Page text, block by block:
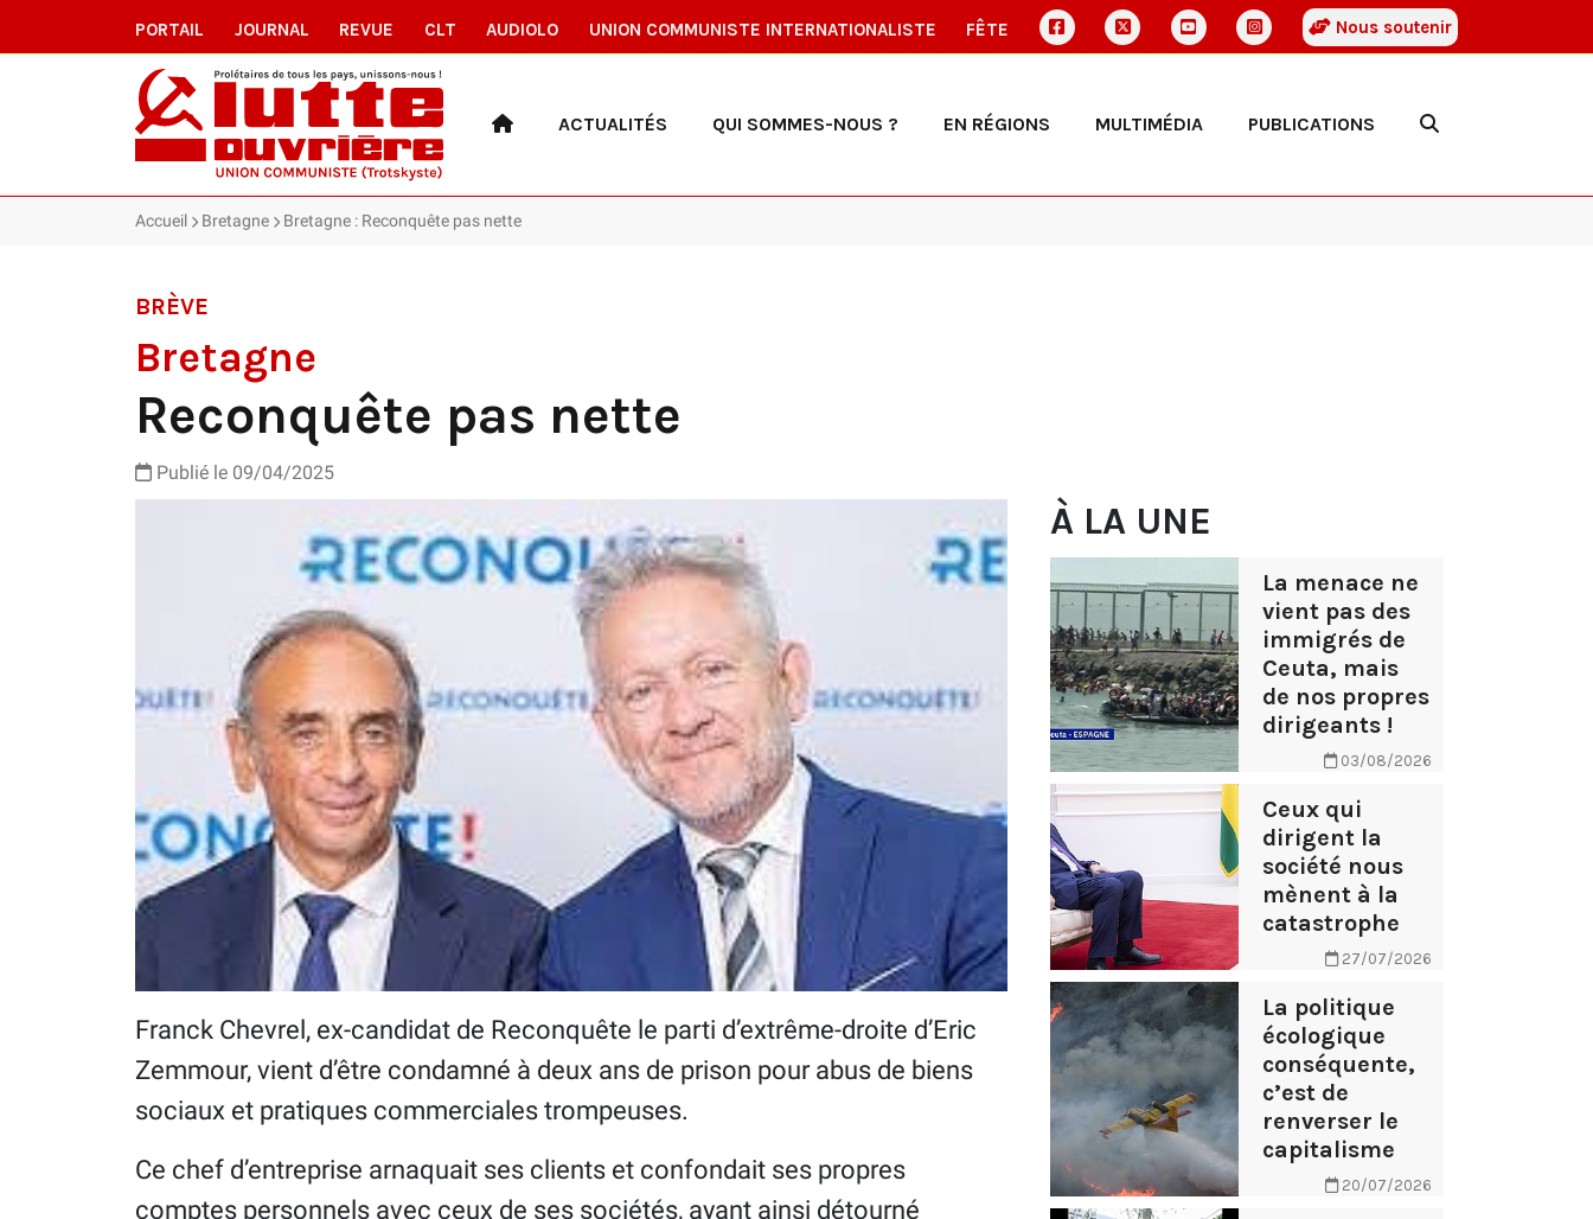
PORTAIL JOURNAL REVUE CLT AUDIOLO UNION COMMUNISTE INTERNATIONALISTE FÊTE Nous soutenir
ACTUALITÉS QUI SOMMES-NOUS ? EN RÉGIONS MULTIMÉDIA PUBLICATIONS
Accueil Bretagne Bretagne : Reconquête pas nette
BRÈVE
Bretagne
Reconquête pas nette
Publié le 09/04/2025
Franck Chevrel, ex-candidat de Reconquête le parti d’extrême-droite d’Eric
Zemmour, vient d’être condamné à deux ans de prison pour abus de biens
sociaux et pratiques commerciales trompeuses.
Ce chef d’entreprise arnaquait ses clients et confondait ses propres
comptes personnels avec ceux de ses sociétés, ayant ainsi détourné
À LA UNE
La menace ne
vient pas des
immigrés de
Ceuta, mais
de nos propres
dirigeants !
03/08/2026
Ceux qui
dirigent la
société nous
mènent à la
catastrophe
27/07/2026
La politique
écologique
conséquente,
c’est de
renverser le
capitalisme
20/07/2026